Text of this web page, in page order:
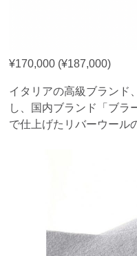
¥170,000 (¥187,000)
イタリアの高級ブランド
し、国内ブランド「ブラ
で仕上げたリバーウール